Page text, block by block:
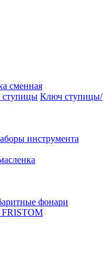
сменная
Ключ ступицы/
инструмента
фонари
FRISTOM